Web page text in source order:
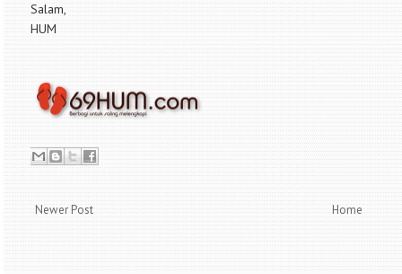
Salam,
HUM
Newer Post Home